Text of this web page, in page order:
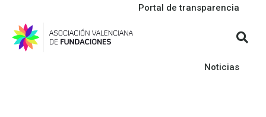
Portal de transparencia
Noticias